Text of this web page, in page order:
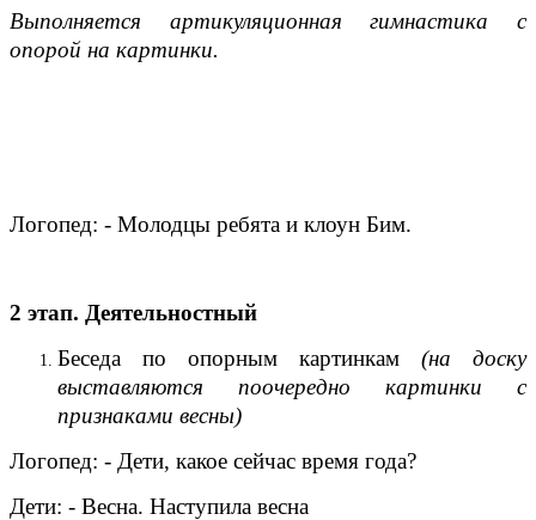
Выполняется артикуляционная гимнастика с
опорой на картинки.
Логопед: - Молодцы ребята и клоун Бим.
2 этап. Деятельностный
Беседа по опорным картинкам (на доску
выставляются поочередно картинки с
признаками весны)
Логопед: - Дети, какое сейчас время года?
Дети: - Весна. Наступила весна